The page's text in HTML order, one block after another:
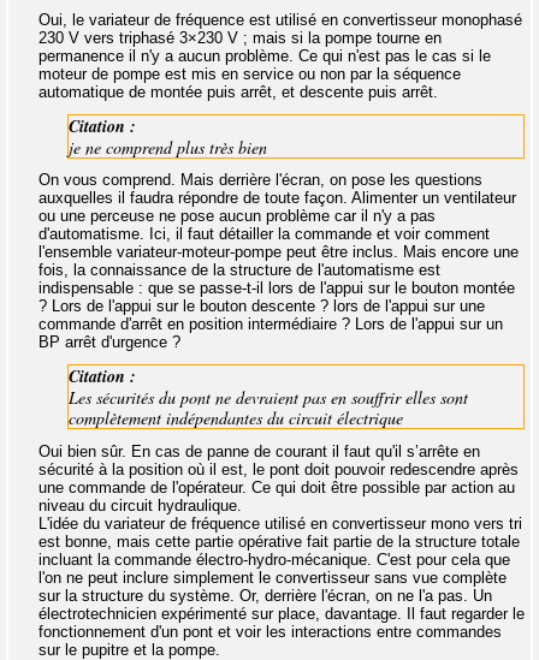
Oui, le variateur de fréquence est utilisé en convertisseur monophasé
230 V vers triphasé 3×230 V ; mais si la pompe tourne en
permanence il n'y a aucun problème. Ce qui n'est pas le cas si le
moteur de pompe est mis en service ou non par la séquence
automatique de montée puis arrêt, et descente puis arrêt.
Citation :
je ne comprend plus très bien
On vous comprend. Mais derrière l'écran, on pose les questions
auxquelles il faudra répondre de toute façon. Alimenter un ventilateur
ou une perceuse ne pose aucun problème car il n'y a pas
d'automatisme. Ici, il faut détailler la commande et voir comment
l'ensemble variateur-moteur-pompe peut être inclus. Mais encore une
fois, la connaissance de la structure de l'automatisme est
indispensable : que se passe-t-il lors de l'appui sur le bouton montée
? Lors de l'appui sur le bouton descente ? lors de l'appui sur une
commande d'arrêt en position intermédiaire ? Lors de l'appui sur un
BP arrêt d'urgence ?
Citation :
Les sécurités du pont ne devraient pas en souffrir elles sont
complètement indépendantes du circuit électrique
Oui bien sûr. En cas de panne de courant il faut qu'il s’arrête en
sécurité à la position où il est, le pont doit pouvoir redescendre après
une commande de l'opérateur. Ce qui doit être possible par action au
niveau du circuit hydraulique.
L'idée du variateur de fréquence utilisé en convertisseur mono vers tri
est bonne, mais cette partie opérative fait partie de la structure totale
incluant la commande électro-hydro-mécanique. C'est pour cela que
l'on ne peut inclure simplement le convertisseur sans vue complète
sur la structure du système. Or, derrière l'écran, on ne l'a pas. Un
électrotechnicien expérimenté sur place, davantage. Il faut regarder le
fonctionnement d'un pont et voir les interactions entre commandes
sur le pupitre et la pompe.